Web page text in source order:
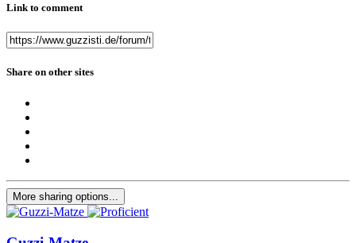
Link to comment
Share on other sites
More sharing options...